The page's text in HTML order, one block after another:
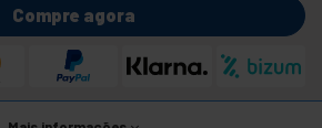
Compre agora